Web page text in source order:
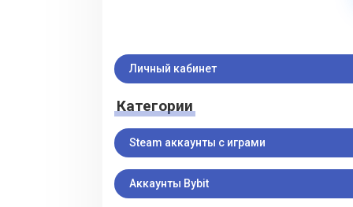
Личный кабинет
Категории
Steam аккаунты с играми
Аккаунты Bybit